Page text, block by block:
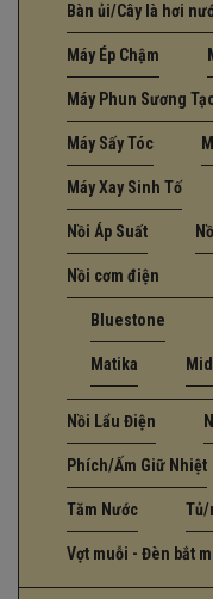
Bàn ủi/Cây là hơi
Máy Ép Chậm
Máy Phun Sương
Máy Sấy Tóc
Máy Xay Sinh Tố
Nồi Áp Suất
Nồi cơm điện
Bluestone
Matika
Nồi Lẩu Điện
Phích/Ấm Giữ Nhiệt
Tăm Nước Tủ/
Vợt muỗi - Đèn bắt